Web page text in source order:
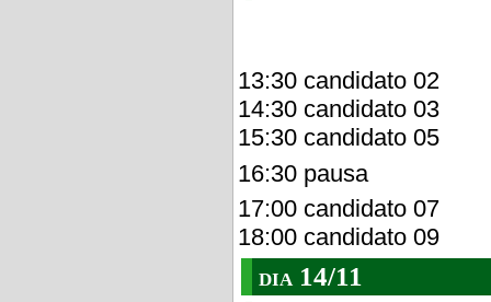
13:30 candidato 02
14:30 candidato 03
15:30 candidato 05
16:30 pausa
17:00 candidato 07
18:00 candidato 09
dia 14/11